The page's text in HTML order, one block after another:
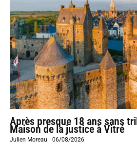
Après presque 18 ans sans
Maison de la justice à Vitré
Julien Moreau -06/08/2026